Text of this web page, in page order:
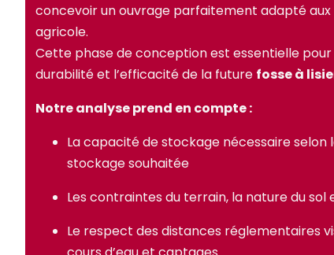
concevoir un ouvrage parfaitement adapté aux
agricole.
Cette phase de conception est essentielle
durabilité et l’efficacité de la future fosse à
Notre analyse prend en compte :
La capacité de stockage nécessaire
stockage souhaitée
Les contraintes du terrain, la nature du sol
Le respect des distances réglementaires